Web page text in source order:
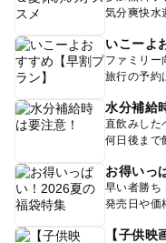
気分爽快水
いこーよ
ファミリー
旅行の予約
水分補給
直飲みした
何日後まで
お得いっ
早い者勝ち
発売日や価
【子供